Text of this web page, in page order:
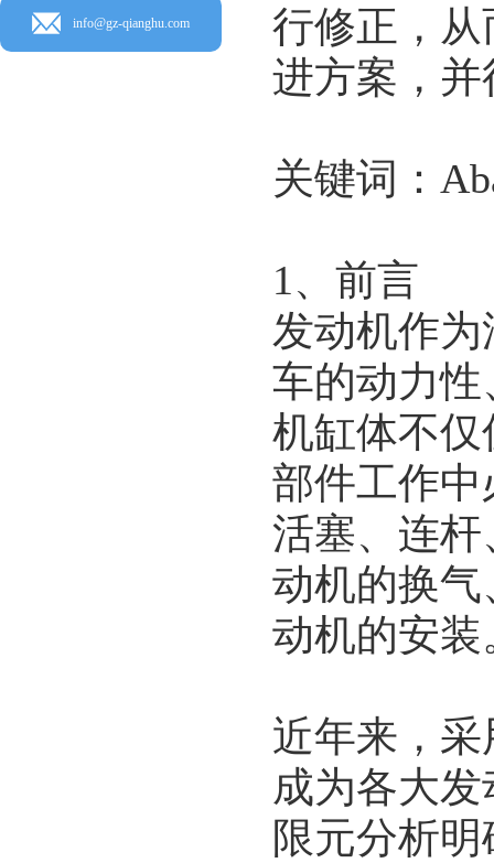
info@gz-qianghu.com
行修正，
进方案，
关键词：
1、前言
发动机作为
车的动力
机缸体不
部件工作
活塞、连
动机的换
动机的安装
近年来，
成为各大
限元分析